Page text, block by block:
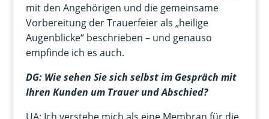
mit den Angehörigen und die gemeinsame
Vorbereitung der Trauerfeier als „heilige
Augenblicke“ beschrieben – und genauso
empfinde ich es auch.
DG: Wie sehen Sie sich selbst im Gespräch mit
Ihren Kunden um Trauer und Abschied?